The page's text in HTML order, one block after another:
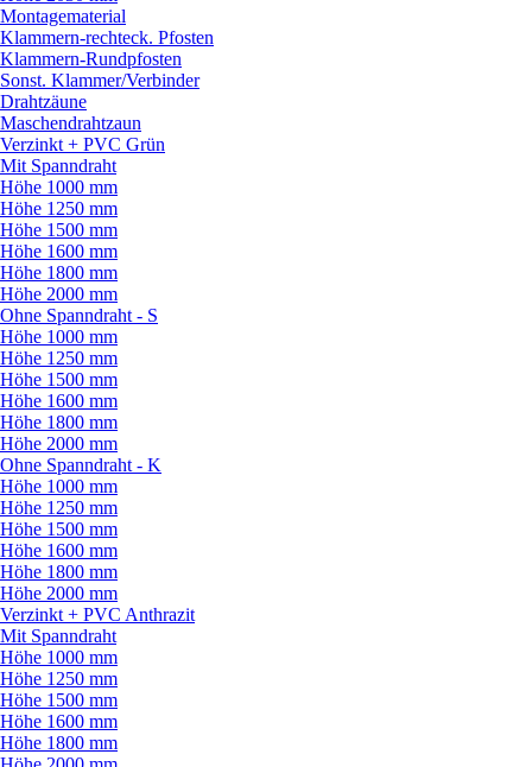
Montagematerial
Klammern-rechteck. Pfosten
Klammern-Rundpfosten
Sonst. Klammer/Verbinder
Drahtzäune
Maschendrahtzaun
Verzinkt + PVC Grün
Mit Spanndraht
Höhe 1000 mm
Höhe 1250 mm
Höhe 1500 mm
Höhe 1600 mm
Höhe 1800 mm
Höhe 2000 mm
Ohne Spanndraht - S
Höhe 1000 mm
Höhe 1250 mm
Höhe 1500 mm
Höhe 1600 mm
Höhe 1800 mm
Höhe 2000 mm
Ohne Spanndraht - K
Höhe 1000 mm
Höhe 1250 mm
Höhe 1500 mm
Höhe 1600 mm
Höhe 1800 mm
Höhe 2000 mm
Verzinkt + PVC Anthrazit
Mit Spanndraht
Höhe 1000 mm
Höhe 1250 mm
Höhe 1500 mm
Höhe 1600 mm
Höhe 1800 mm